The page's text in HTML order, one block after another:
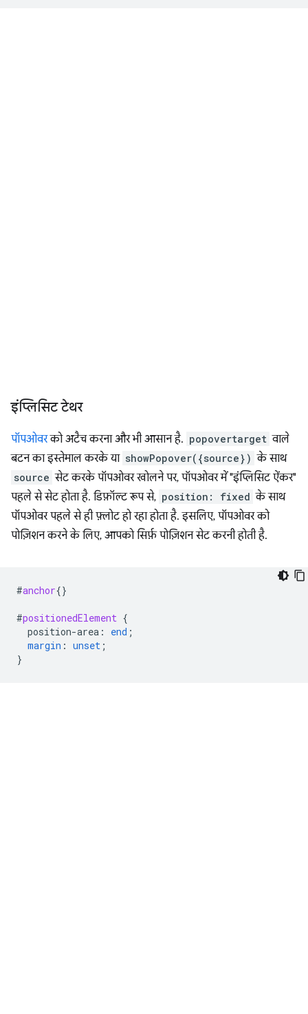
इंप्लिसिट टेथर
पॉपओवरको अटैच करना और भी आसान है. popovertarget वाले
बटन का इस्तेमाल करके या showPopover({source}) के साथ
source सेट करके पॉपओवर खोलने पर, पॉपओवर में "इंप्लिसिट ऐंकर"
पहले से सेट होता है. डिफ़ॉल्ट रूप से, position: fixed के साथ
पॉपओवर पहले से ही फ़्लोट हो रहा होता है. इसलिए, पॉपओवर को
पोज़िशन करने के लिए, आपको सिर्फ़ पोज़िशन सेट करनी होती है.
#anchor{}
#positionedElement {
position-area : end ;
margin : unset ;
}